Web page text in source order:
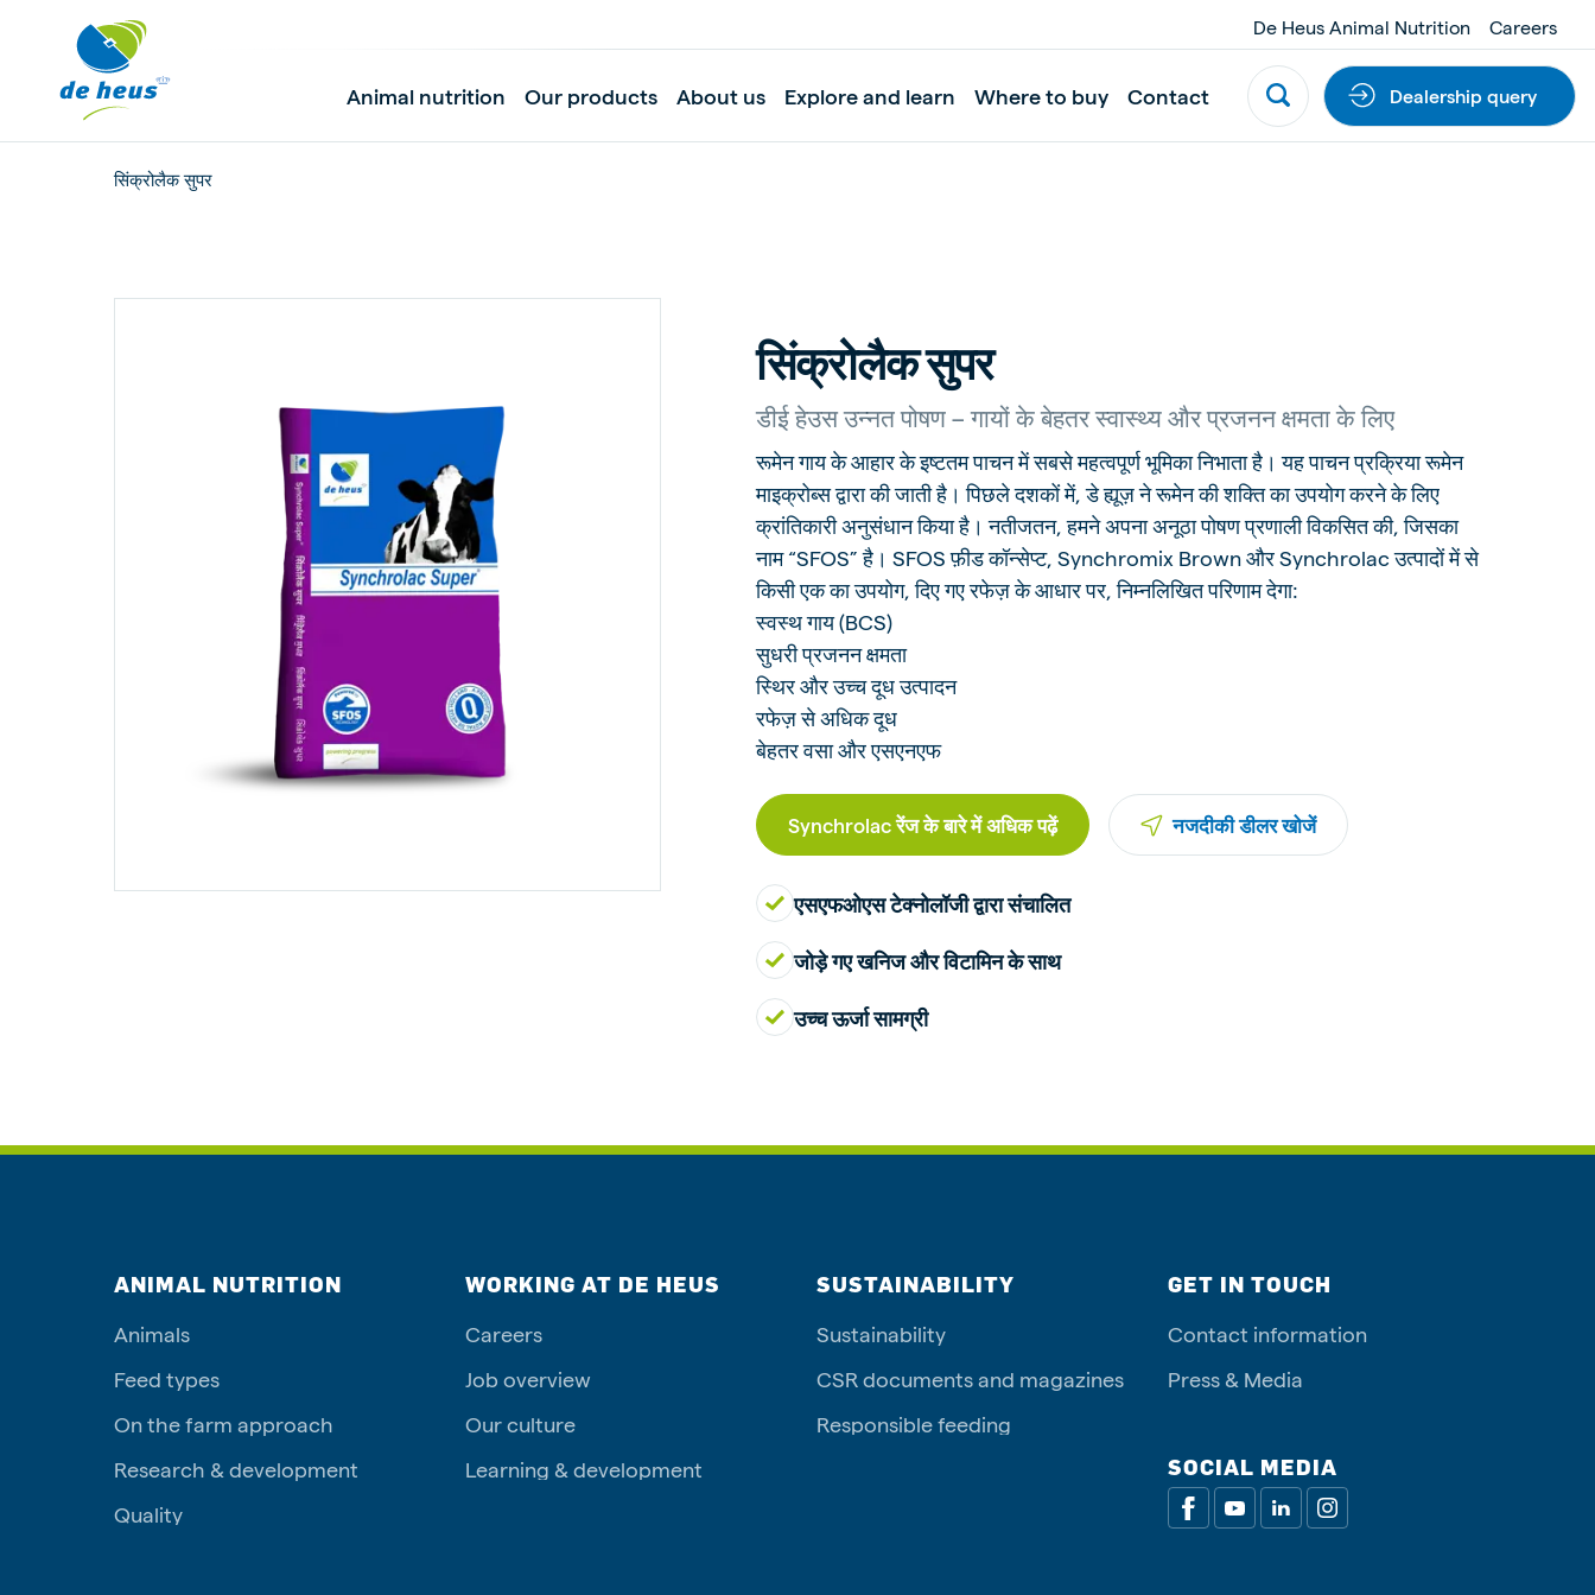
De Heus Animal Nutrition Careers
Animal nutrition Our products About us Explore and learn Where to buy Contact Dealership query
सिंक्रोलैक सुपर
सिंक्रोलैक सुपर
डीई हेउस उन्नत पोषण – गायों के बेहतर स्वास्थ्य और प्रजनन क्षमता के लिए
रूमेन गाय के आहार के इष्टतम पाचन में सबसे महत्वपूर्ण भूमिका निभाता है। यह पाचन प्रक्रिया रूमेन
माइक्रोब्स द्वारा की जाती है। पिछले दशकों में, डे ह्यूज़ ने रूमेन की शक्ति का उपयोग करने के लिए
क्रांतिकारी अनुसंधान किया है। नतीजतन, हमने अपना अनूठा पोषण प्रणाली विकसित की, जिसका
नाम “SFOS” है। SFOS फ़ीड कॉन्सेप्ट, Synchromix Brown और Synchrolac उत्पादों में से
किसी एक का उपयोग, दिए गए रफेज़ के आधार पर, निम्नलिखित परिणाम देगा:
स्वस्थ गाय (BCS)
सुधरी प्रजनन क्षमता
स्थिर और उच्च दूध उत्पादन
रफेज़ से अधिक दूध
बेहतर वसा और एसएनएफ
Synchrolac रेंज के बारे में अधिक पढ़ें नजदीकी डीलर खोजें
एसएफओएस टेक्नोलॉजी द्वारा संचालित
जोड़े गए खनिज और विटामिन के साथ
उच्च ऊर्जा सामग्री
ANIMAL NUTRITION
Animals
Feed types
On the farm approach
Research & development
Quality
WORKING AT DE HEUS
Careers
Job overview
Our culture
Learning & development
SUSTAINABILITY
Sustainability
CSR documents and magazines
Responsible feeding
GET IN TOUCH
Contact information
Press & Media
SOCIAL MEDIA